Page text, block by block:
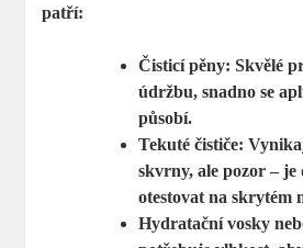
patří:
Čisticí pěny: Skvělé
údržbu, snadno se
působí.
Tekuté čističe:
skvrny, ale pozor –
otestovat na skrytém
Hydratační vosky